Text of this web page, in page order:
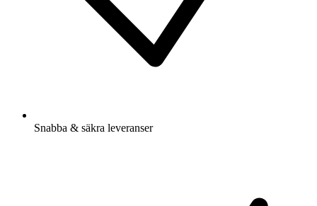
Snabba & säkra leveranser